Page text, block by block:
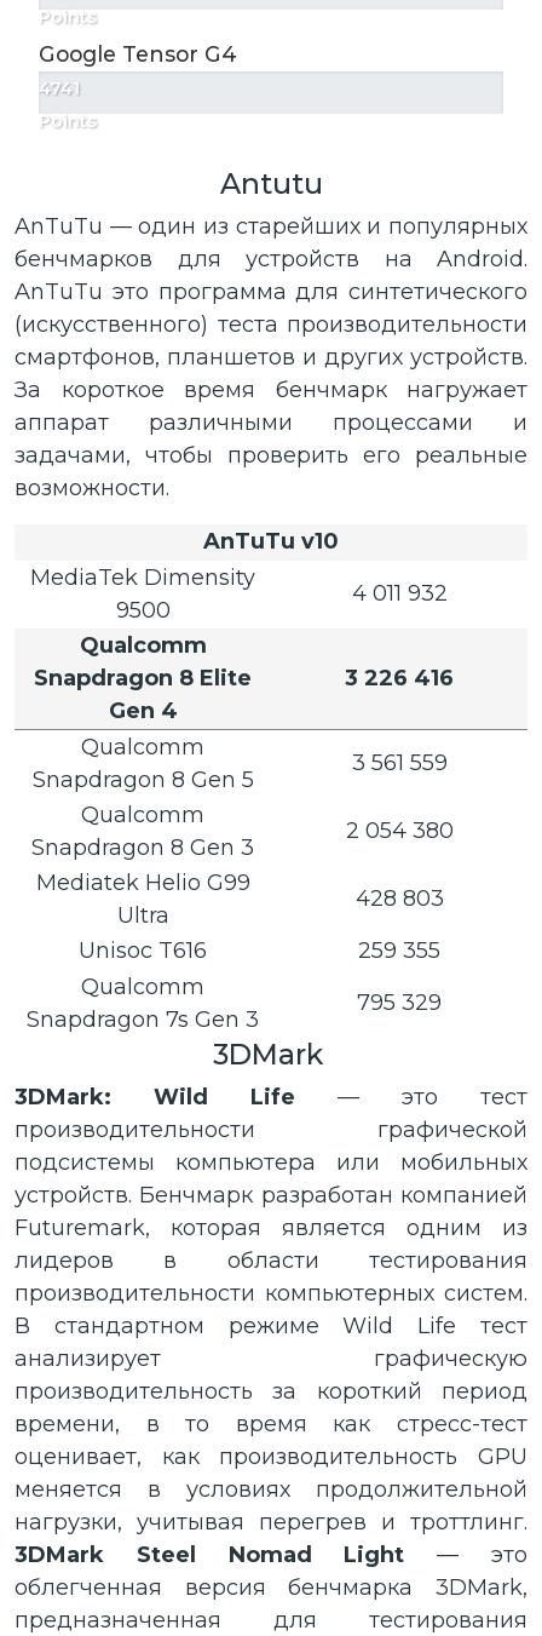
Points
Google Tensor G4
4741
Points
Antutu
AnTuTu — один из старейших и популярных
бенчмарков для устройств на Android.
AnTuTu это программа для синтетического
(искусственного) теста производительности
смартфонов, планшетов и других устройств.
За короткое время бенчмарк нагружает
аппарат различными процессами и
задачами, чтобы проверить его реальные
возможности.
AnTuTu v10
MediaTek Dimensity
9500
4 011 932
Qualcomm
Snapdragon 8 Elite
Gen 4
3 226 416
Qualcomm
Snapdragon 8 Gen 5
3 561 559
Qualcomm
Snapdragon 8 Gen 3
2 054 380
Mediatek Helio G99
Ultra
428 803
Unisoc T616
259 355
Qualcomm
Snapdragon 7s Gen 3
795 329
3DMark
3DMark: Wild Life — это тест
производительности графической
подсистемы компьютера или мобильных
устройств. Бенчмарк разработан компанией
Futuremark, которая является одним из
лидеров в области тестирования
производительности компьютерных систем.
В стандартном режиме Wild Life тест
анализирует графическую
производительность за короткий период
времени, в то время как стресс-тест
оценивает, как производительность GPU
меняется в условиях продолжительной
нагрузки, учитывая перегрев и троттлинг.
3DMark Steel Nomad Light — это
облегченная версия бенчмарка 3DMark,
предназначенная для тестирования